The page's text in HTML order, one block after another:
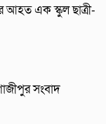
আহত এক স্কুল ছাত্রী-
সংবাদ